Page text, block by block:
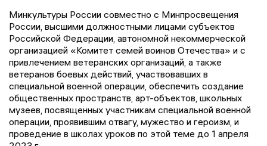
Минкультуры России совместно с Минпросвещения
России, высшими должностными лицами субъектов
Российской Федерации, автономной некоммерческой
организацией «Комитет семей воинов Отечества» и с
привлечением ветеранских организаций, а также
ветеранов боевых действий, участвовавших в
специальной военной операции, обеспечить создание
общественных пространств, арт-объектов, школьных
музеев, посвященных участникам специальной военной
операции, проявившим отвагу, мужество и героизм, и
проведение в школах уроков по этой теме до 1 апреля